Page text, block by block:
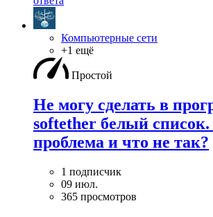
Компьютерные сети
+1 ещё
Простой
Не могу сделать в
softether белый список.
проблема и что не так?
1 подписчик
09 июл.
365 просмотров